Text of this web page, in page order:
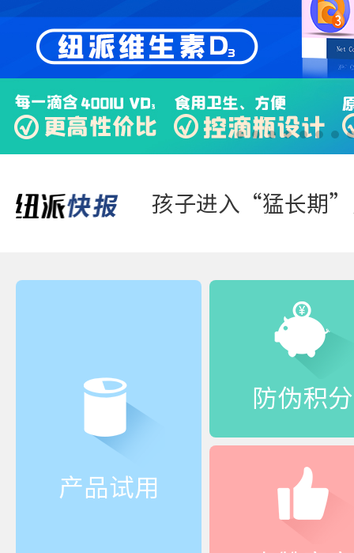
怎么样选一款合适
快来“静一静”，多
踏青游玩-好体质，
产品试用
防伪积分